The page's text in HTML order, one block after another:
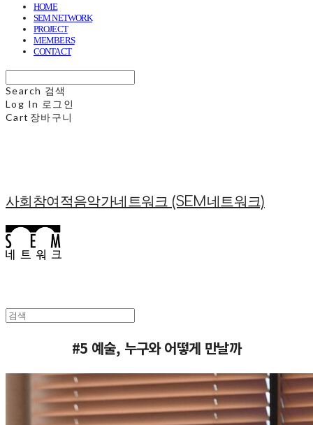
HOME
SEM NETWORK
PROJECT
MEMBERS
CONTACT
Search 검색
Log In 로그인
Cart 장바구니
사회참여적음악가네트워크 (SEM네트워크)
#5 예술, 누구와 어떻게 만날까